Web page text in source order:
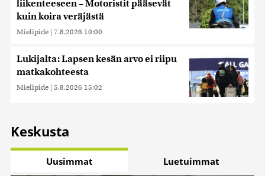
liikenteeseen – Motoristit pääsevät
kuin koira veräjästä
Mielipide | 7.8.2026 10:00
Lukijalta: Lapsen kesän arvo ei riipu
matkakohteesta
Mielipide | 5.8.2026 15:02
Keskusta
Uusimmat Luetuimmat